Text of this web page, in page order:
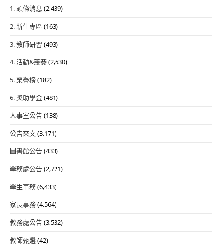
1. 頭條消息 (2,439)
2. 新生專區 (163)
3. 教師研習 (493)
4. 活動&競賽(2,630)
5. 榮譽榜(182)
6. 獎助學金(481)
人事室公告(138)
公告來文(3,171)
圖書館公告(433)
學務處公告(2,721)
學生事務(6,433)
家長事務(4,564)
教務處公告(3,532)
教師甄選(42)